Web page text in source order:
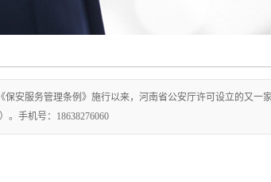
安服务管理条例》施行以来，河南省公安厅许可设立的又一
。手机号：18638276060